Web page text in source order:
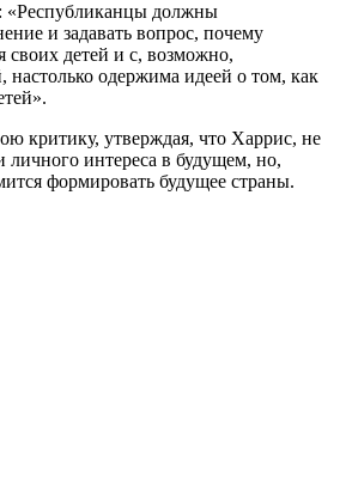
«Республиканцы должны
и задавать вопрос, почему
детей и с, возможно,
настолько одержима идеей о том, как
критику, утверждая, что Харрис, не
личного интереса в будущем, но,
формировать будущее страны.